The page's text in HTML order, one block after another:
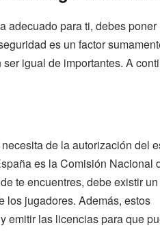
adecuado para ti, debes poner
es un factor
igual de importantes. A
de la autorización del
es la Comisión Nacional
te encuentres, debe existir un
los jugadores. Además, estos
emitir las licencias para que